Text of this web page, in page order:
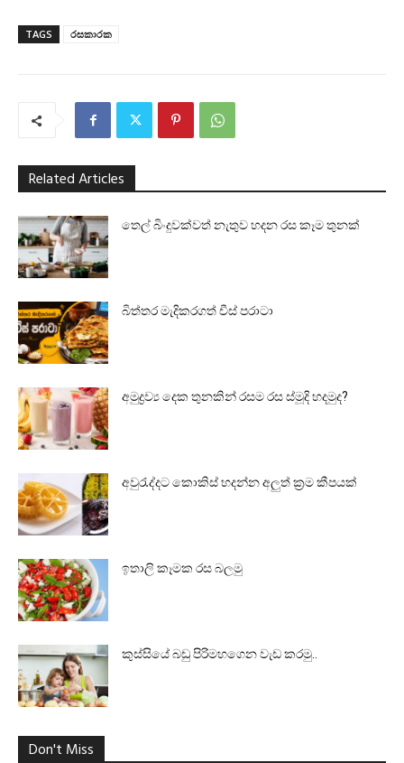
TAGS රසකාරක
Related Articles
තෙල් බිංදුවක්වත් නැතුව හදන රස කෑම තුනක්
බිත්තර මැදිකරගත් චීස් පරාටා
අමුද්‍රව්‍ය දෙක තුනකින් රසම රස ස්මූදි හදමුද?
අවුරැද්දට කොකිස් හදන්න අලුත් ක්‍රම කීපයක්
ඉතාලි කෑමක රස බලමු
කුස්සියේ බඩු පිරිමහගෙන වැඩ කරමු..
Don't Miss